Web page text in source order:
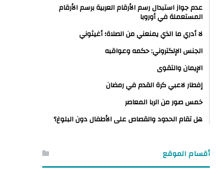
عدم جواز استبدال رسم الأرقام العربية برسم الأرقام
المستعملة في أوروبا
لا أدري ما الذي يمنعني من الصلاة؛ أغيثوني
الجنس الإلكتروني: حكمه وعواقبه
الإيمان والتقوى
إفطار لاعبي كرة القدم في رمضان
خمس صور من الربا المعاصر
هل تقام الحدود والقصاص على الأطفال دون البلوغ؟
أقسام الموقع